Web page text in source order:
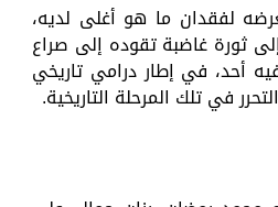
لفقدان ما هو أغلى لديه،
ثورة غاضبة تقوده إلى صراع
أحد، في إطار درامي تاريخي
في تلك المرحلة التاريخية.